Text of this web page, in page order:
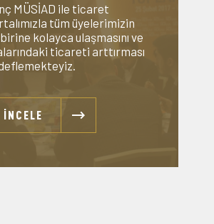
MÜSİAD ile ticaret
tüm üyelerimizin
kolayca ulaşmasını ve
ticareti arttırması
İNCELE